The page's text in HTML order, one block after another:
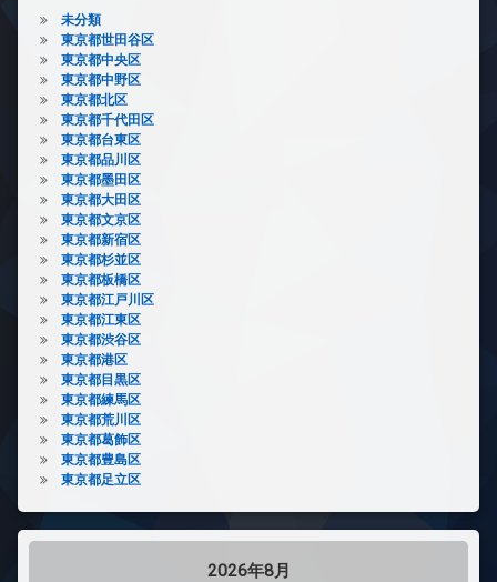
未分類
東京都世田谷区
東京都中央区
東京都中野区
東京都北区
東京都千代田区
東京都台東区
東京都品川区
東京都墨田区
東京都大田区
東京都文京区
東京都新宿区
東京都杉並区
東京都板橋区
東京都江戸川区
東京都江東区
東京都渋谷区
東京都港区
東京都目黒区
東京都練馬区
東京都荒川区
東京都葛飾区
東京都豊島区
東京都足立区
2026年8月